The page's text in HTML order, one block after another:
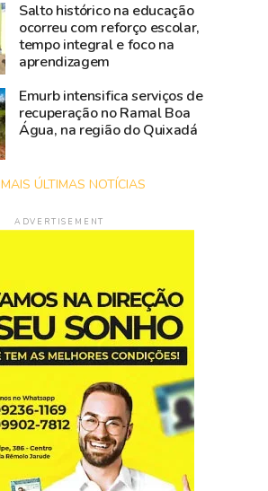
Salto histórico na educação
ocorreu com reforço escolar,
tempo integral e foco na
aprendizagem
Emurb intensifica serviços de
recuperação no Ramal Boa
Água, na região do Quixadá
MAIS ÚLTIMAS NOTÍCIAS
ADVERTISEMENT